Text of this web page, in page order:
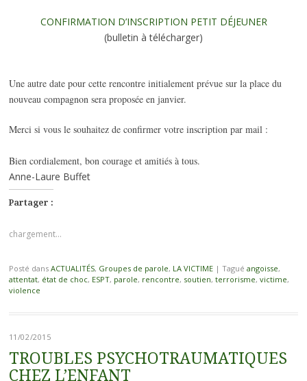
CONFIRMATION D’INSCRIPTION PETIT DÉJEUNER
(bulletin à télécharger)
Une autre date pour cette rencontre initialement prévue sur la place du
nouveau compagnon sera proposée en janvier.
Merci si vous le souhaitez de confirmer votre inscription par mail :
Bien cordialement, bon courage et amitiés à tous.
Anne-Laure Buffet
Partager :
chargement…
Posté dans ACTUALITÉS, Groupes de parole, LA VICTIME | Tagué angoisse,
attentat, état de choc, ESPT, parole, rencontre, soutien, terrorisme, victime,
violence
11/02/2015
TROUBLES PSYCHOTRAUMATIQUES
CHEZ L’ENFANT